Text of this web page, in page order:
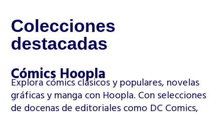
Colecciones
destacadas
Cómics Hoopla
Explora cómics clásicos y populares, novelas
gráficas y manga con Hoopla. Con selecciones
de docenas de editoriales como DC Comics,